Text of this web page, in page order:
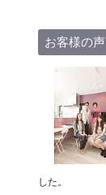
お客様の声
した。